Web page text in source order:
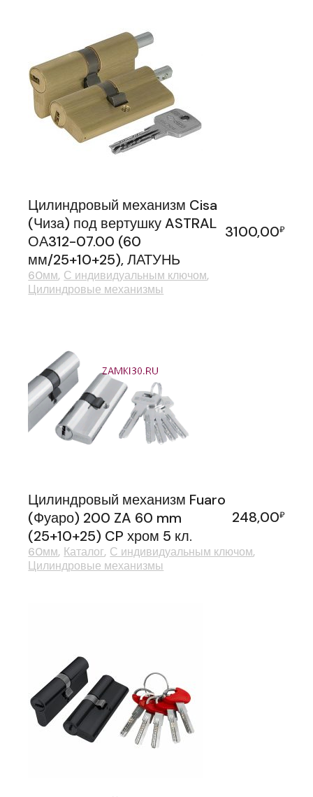
Цилиндровый механизм Cisa
(Чиза) под вертушку ASTRAL
ОА312-07.00 (60
мм/25+10+25), ЛАТУНЬ
3100,00₽
60мм С индивидуальным ключом
Цилиндровые механизмы
Цилиндровый механизм Fuaro
(Фуаро) 200 ZA 60 mm
(25+10+25) CP хром 5 кл.
248,00₽
60мм Каталог С индивидуальным ключом
Цилиндровые механизмы